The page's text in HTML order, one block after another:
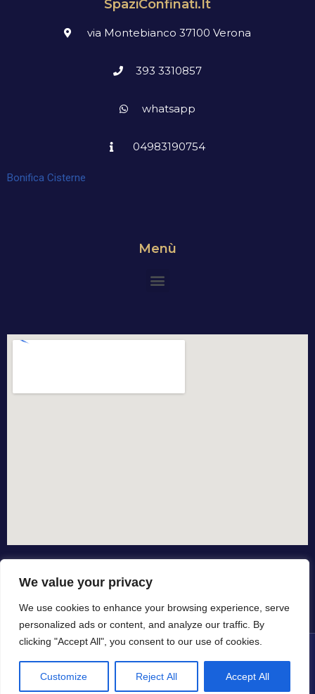
We value your privacy
We use cookies to enhance your browsing experience, serve
personalized ads or content, and analyze our traffic. By
clicking "Accept All", you consent to our use of cookies.
Customize Reject All Accept All
SpaziConfinati.it
via Montebianco 37100 Verona
393 3310857
whatsapp
04983190754
Bonifica Cisterne
Menù
© All rights reserved dal 2015
in collaborazione con by io-spurgo.it